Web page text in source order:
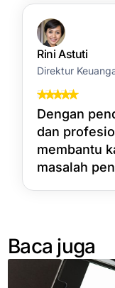
Rini Astuti
Direktur
Dengan
dan
membantu
masalah
Baca juga